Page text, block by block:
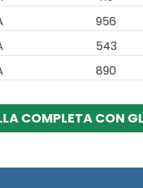
956
543
890
COMPLETA CON